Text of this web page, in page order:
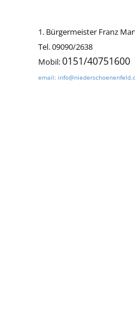
1. Bürgermeister Franz
Tel. 09090/2638
Mobil:0151/40751600
email: